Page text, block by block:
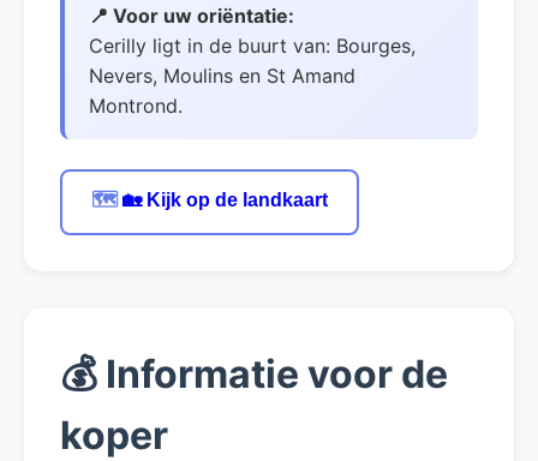
📍 Voor uw oriëntatie:
Cerilly ligt in de buurt van: Bourges,
Nevers, Moulins en St Amand
Montrond.
🗺️ 🏡 Kijk op de landkaart
💰 Informatie voor de
koper